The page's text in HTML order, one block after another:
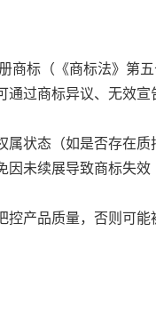
商标（《商标法》第五
过商标异议、无效宣
状态（如是否存在质
未续展导致商标失效
产品质量，否则可能